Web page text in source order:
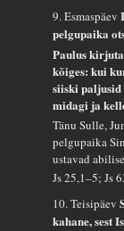
9. Esmaspäev
pelgupaika
Paulus
kõiges: kui
siiski paljusid
midagi ja
Tänu Sulle,
pelgupaika
ustavad
Js 25,1–5; Js
10. Teisipäev
kahane, sest